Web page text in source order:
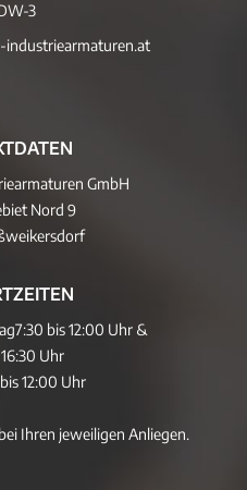
3
industriearmaturen.at
GmbH
Nord 9
7:30 bis 12:00 Uhr &
Uhr
12:00 Uhr
Ihren jeweiligen Anliegen.